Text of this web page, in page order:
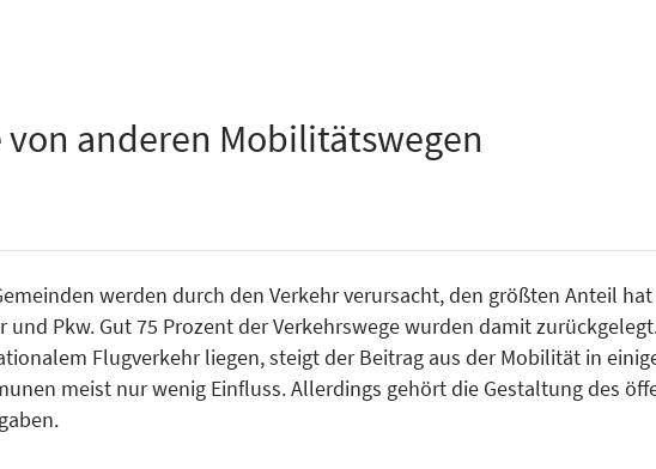
anderen Mobilitätswegen
werden durch den Verkehr verursacht, den größten Anteil
Pkw. Gut 75 Prozent der Verkehrswege wurden damit
Flugverkehr liegen, steigt der Beitrag aus der Mobilität in
meist nur wenig Einfluss. Allerdings gehört die Gestaltung des